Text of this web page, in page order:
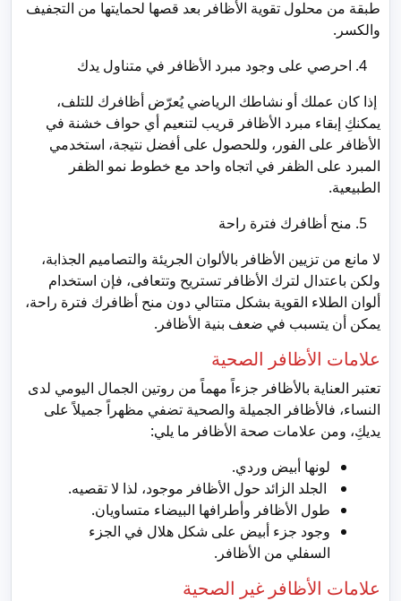
طبقة من محلول تقوية الأظافر بعد قصها لحمايتها من التجفيف
والكسر.
احرصي على وجود مبرد الأظافر في متناول يدك
إذا كان عملك أو نشاطك الرياضي يُعرّض أظافرك للتلف،
يمكنكِ إبقاء مبرد الأظافر قريب لتنعيم أي حواف خشنة في
الأظافر على الفور، وللحصول على أفضل نتيجة، استخدمي
المبرد على الظفر في اتجاه واحد مع خطوط نمو الظفر
الطبيعية.
منح أظافرك فترة راحة
لا مانع من تزيين الأظافر بالألوان الجريئة والتصاميم الجذابة،
ولكن باعتدال لترك الأظافر تستريح وتتعافى، فإن استخدام
ألوان الطلاء القوية بشكل متتالي دون منح أظافرك فترة راحة،
يمكن أن يتسبب في ضعف بنية الأظافر.
علامات الأظافر الصحية
تعتبر العناية بالأظافر جزءاً مهماً من روتين الجمال اليومي لدى
النساء، فالأظافر الجميلة والصحية تضفي مظهراً جميلاً على
يديكِ، ومن علامات صحة الأظافر ما يلي:
لونها أبيض وردي.
الجلد الزائد حول الأظافر موجود، لذا لا تقصيه.
طول الأظافر وأطرافها البيضاء متساويان.
وجود جزء أبيض على شكل هلال في الجزء
السفلي من الأظافر.
علامات الأظافر غير الصحية